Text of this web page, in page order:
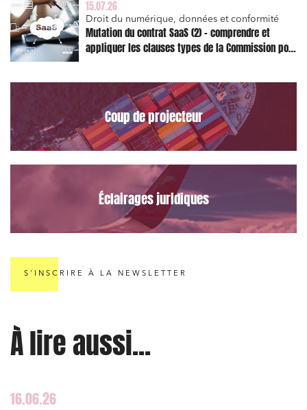
15.07.26
Droit du numérique, données et conformité
Mutation du contrat SaaS (2) – comprendre et
appliquer les clauses types de la Commission pour
Coup de projecteur
Éclairages juridiques
S'INSCRIRE À LA NEWSLETTER
À lire aussi...
16.06.26
Commande publique
Projets immobiliers
Environnement
Banque finance et assurance
Droit des sociétés et Fusions-Acquisitions
J'ai lu et j'accepte la politique de confidentialité